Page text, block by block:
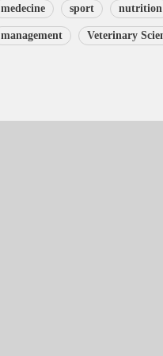
medecine sport nutrition
management Veterinary